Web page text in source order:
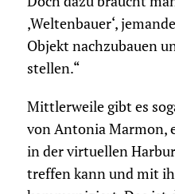
‚Weltenbauer‘,
Objekt nachzubauen
stellen.“
Mittlerweile gibt es
von Antonia Marmon,
in der virtuellen
treffen kann und mit